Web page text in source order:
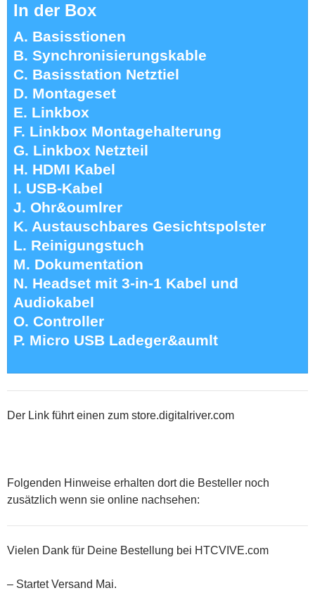
In der Box
A. Basisstionen
B. Synchronisierungskable
C. Basisstation Netztiel
D. Montageset
E. Linkbox
F. Linkbox Montagehalterung
G. Linkbox Netzteil
H. HDMI Kabel
I. USB-Kabel
J. Ohr&oumlrer
K. Austauschbares Gesichtspolster
L. Reinigungstuch
M. Dokumentation
N. Headset mit 3-in-1 Kabel und
Audiokabel
O. Controller
P. Micro USB Ladeger&aumlt
Der Link führt einen zum store.digitalriver.com
Folgenden Hinweise erhalten dort die Besteller noch
zusätzlich wenn sie online nachsehen:
Vielen Dank für Deine Bestellung bei HTCVIVE.com
– Startet Versand Mai.